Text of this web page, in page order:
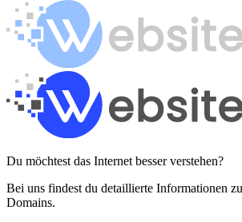
Du möchtest das Internet besser verstehen?
Bei uns findest du detaillierte Informationen
Domains.